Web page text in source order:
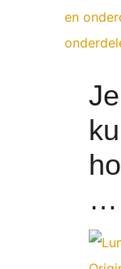
en
…